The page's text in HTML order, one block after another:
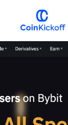
głównej
COIN
KICKOFF